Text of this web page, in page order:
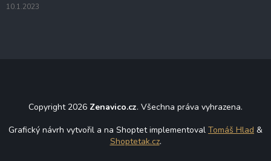
10.1.2023
Copyright 2026 Zenavico.cz. Všechna práva vyhrazena.
Grafický návrh vytvořil a na Shoptet implementoval Tomáš Hlad &
Shoptetak.cz.